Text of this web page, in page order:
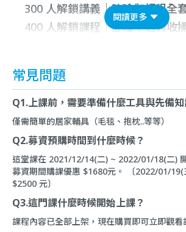
300 人解鎖講義｜陰瑜伽課程全
400 人解鎖課程｜舒緩不適與收
閱讀更多
常見問題
Q1.上課前，需要準備什麼工具與先備知
僅需簡單的居家輔具（毛毯、抱枕..等等）
Q2.募資預購時間到什麼時候？
這堂課在 2021/12/14(二) ~ 2022/01/18(二)
募資期間購課優惠 $1680元。 〔2022/01/19(
$2500 元〕
Q3.這門課什麼時候開始上課？
課程內容已全部上架，現在購買即可立即觀看